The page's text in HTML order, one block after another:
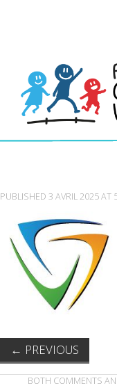
PUBLISHED 3 AVRIL 2025AT
← PREVIOUS
BOTH COMMENTS